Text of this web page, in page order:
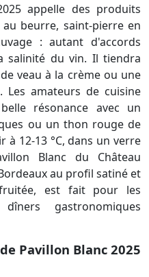
appelle des produits
beurre, saint-pierre en
: autant d'accords
salinité du vin. Il tiendra
veau à la crème ou une
Les amateurs de cuisine
résonance avec un
ou un thon rouge de
à 12-13 °C, dans un verre
Blanc du Château
au profil satiné et
est fait pour les
gastronomiques
Pavillon Blanc 2025